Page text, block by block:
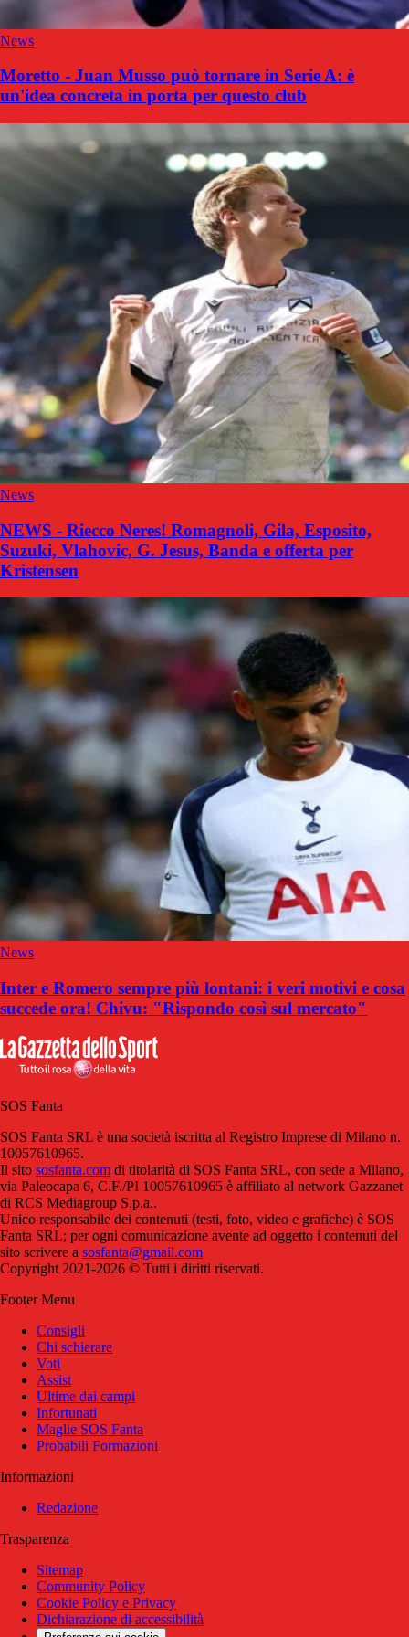
News
Moretto - Juan Musso può tornare in Serie A: è
un'idea concreta in porta per questo club
News
NEWS - Riecco Neres! Romagnoli, Gila, Esposito,
Suzuki, Vlahovic, G. Jesus, Banda e offerta per
Kristensen
News
Inter e Romero sempre più lontani: i veri motivi e cosa
succede ora! Chivu: "Rispondo così sul mercato"
SOS Fanta
SOS Fanta SRL è una società iscritta al Registro Imprese di Milano n.
10057610965.
Il sito sosfanta.com di titolarità di SOS Fanta SRL, con sede a Milano,
via Paleocapa 6, C.F./PI 10057610965 è affiliato al network Gazzanet
di RCS Mediagroup S.p.a..
Unico responsabile dei contenuti (testi, foto, video e grafiche) è SOS
Fanta SRL; per ogni comunicazione avente ad oggetto i contenuti del
sito scrivere a sosfanta@gmail.com
Copyright 2021-2026 © Tutti i diritti riservati.
Footer Menu
Consigli
Chi schierare
Voti
Assist
Ultime dai campi
Infortunati
Maglie SOS Fanta
Probabili Formazioni
Informazioni
Redazione
Trasparenza
Sitemap
Community Policy
Cookie Policy e Privacy
Dichiarazione di accessibilità